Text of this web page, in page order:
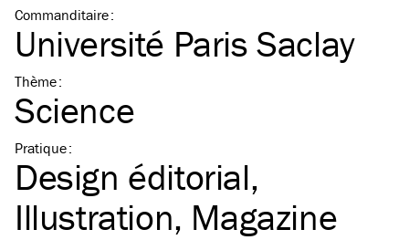
Commanditaire:
Université Paris Saclay
Thème:
Science
Pratique:
Design éditorial
Illustration Magazine